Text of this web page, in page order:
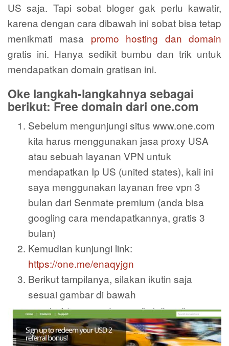
US saja. Tapi sobat bloger gak perlu kawatir,
karena dengan cara dibawah ini sobat bisa tetap
menikmati masa promo hosting dan domain
gratis ini. Hanya sedikit bumbu dan trik untuk
mendapatkan domain gratisan ini.
Oke langkah-langkahnya sebagai
berikut: Free domain dari one.com
Sebelum mengunjungi situs www.one.com
kita harus menggunakan jasa proxy USA
atau sebuah layanan VPN untuk
mendapatkan Ip US (united states), kali ini
saya menggunakan layanan free vpn 3
bulan dari Senmate premium (anda bisa
googling cara mendapatkannya, gratis 3
bulan)
Kemudian kunjungi link:
https://one.me/enaqyjgn
Berikut tampilanya, silakan ikutin saja
sesuai gambar di bawah